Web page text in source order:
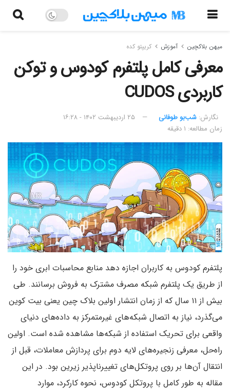
میهن بلاکچین آموزش کریپتو کده
معرفی کامل پلتفرم کودوس و توکن
کاربردی CUDOS
نگارش:‌ شب‌بو طوفانی
۲۵ اردیبهشت ۱۴۰۲ - ۱۶:۲۸
زمان مطالعه: ۱ دقیقه
پلتفرم کودوس به کاربران اجازه دهد منابع محاسبات ابری خود را
از طریق یک پلتفرم شبکه مصرف مشترک به فروش برسانند. طی
بیش از ۱۱ سال که از زمان انتشار اولین بلاک چین یعنی بیت کوین
می‌گذرد، نیاز به اتصال شبکه‌های غیرمتمرکز به داده‌های دنیای
واقعی برای تحریک استفاده از شبکه‌ها مشاهده شده است. اولین
راه‌حل، معرفی زنجیره‌های لایه دوم برای پردازش معاملات، قبل از
انتقال آن‌ها بر روی پروتکل‌های تغییرناپذیر زیرین بود. در این
مقاله به طور کامل با پروتکل کودوس، نحوه کارکرد، موارد